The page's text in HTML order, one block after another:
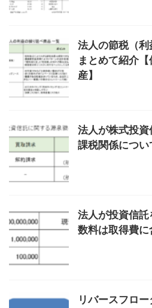
法人の節税（
まとめて紹介
産】
法人が株式投
課税関係につい
法人が投資信
数料は取得費
リバースフロ